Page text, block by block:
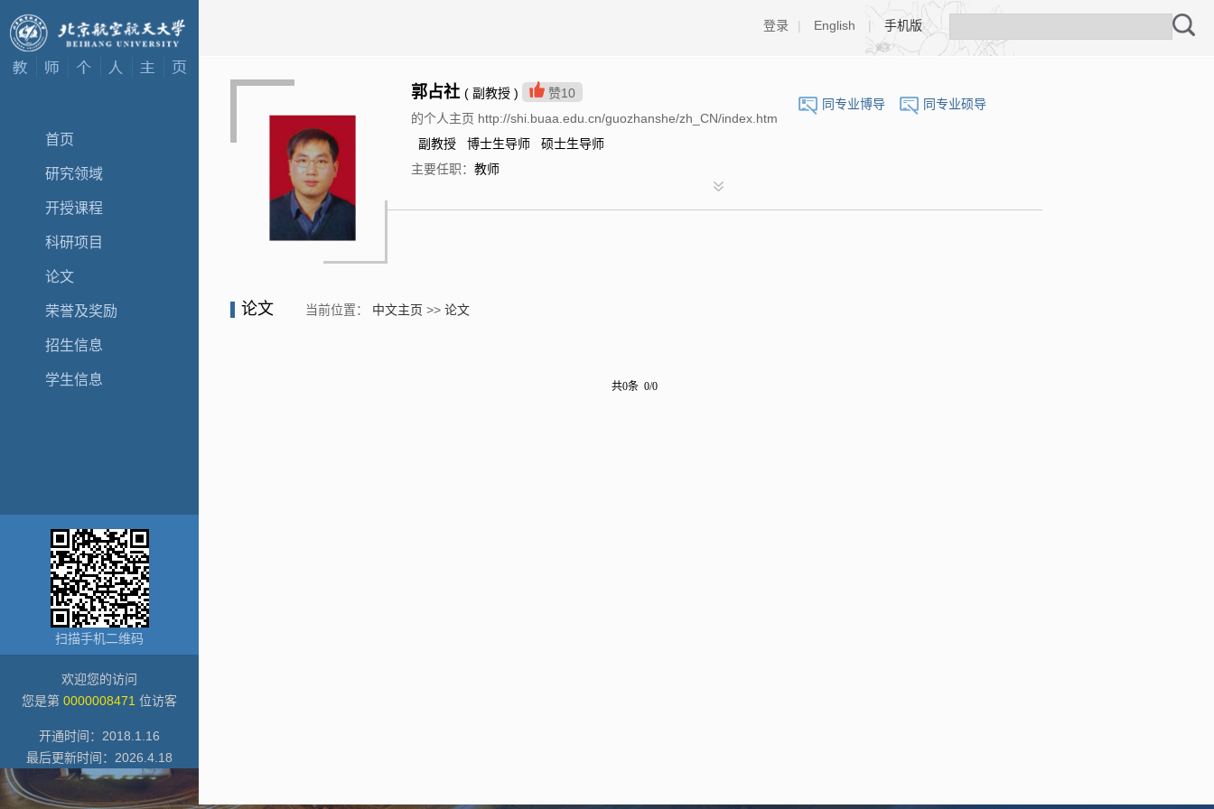
首页
研究领域
开授课程
科研项目
论文
荣誉及奖励
招生信息
学生信息
扫描手机二维码
欢迎您的访问
您是第 0000008471 位访客
开通时间： 2018 1 16
最后更新时间： 2026 4 18
登录 | English | 手机版
同专业博导 同专业硕导
郭占社 ( 副教授 ) 赞10
的个人主页 http://shi.buaa.edu.cn/guozhanshe/zh_CN/index.htm
副教授 博士生导师 硕士生导师
主要任职： 教师
论文 当前位置： 中文主页 >> 论文
共0条 0/0